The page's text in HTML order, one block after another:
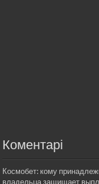
Коментарі
Космобет: кому
владельца защищает